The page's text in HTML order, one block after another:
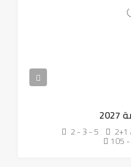
2+1
2 - 3 - 5
105